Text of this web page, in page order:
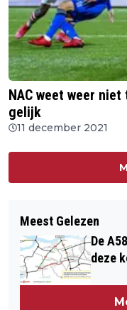
NAC weet weer
gelijk
11 december 2021
Meest Gelezen
De
deze